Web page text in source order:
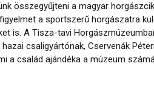
összegyűjteni a magyar
a sportszerű horgászatra
is. A Tisza-tavi
csaligyártónak, Cservenák
a család ajándéka a múzeum